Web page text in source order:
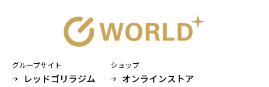
グループサイト
レッドゴリラジム
ショップ
オンラインストア